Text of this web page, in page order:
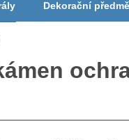
Dekorační